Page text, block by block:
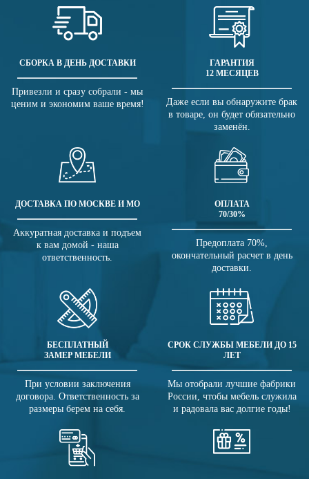
СБОРКА В ДЕНЬ ДОСТАВКИ
Привезли и сразу собрали - мы
ценим и экономим ваше время!
ГАРАНТИЯ
12 МЕСЯЦЕВ
Даже если вы обнаружите брак
в товаре, он будет обязательно
заменён.
ДОСТАВКА ПО МОСКВЕ И МО
Аккуратная доставка и подъем
к вам домой - наша
ответственность.
ОПЛАТА
70/30%
Предоплата 70%,
окончательный расчет в день
доставки.
БЕСПЛАТНЫЙ
ЗАМЕР МЕБЕЛИ
При условии заключения
договора. Ответственность за
размеры берем на себя.
СРОК СЛУЖБЫ МЕБЕЛИ ДО 15
ЛЕТ
Мы отобрали лучшие фабрики
России, чтобы мебель служила
и радовала вас долгие годы!